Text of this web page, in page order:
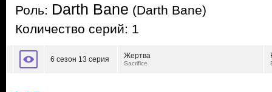
Роль: Darth Bane (Darth Bane)
Количество серий: 1
6 сезон 13 серия Жертва
Sacrifice